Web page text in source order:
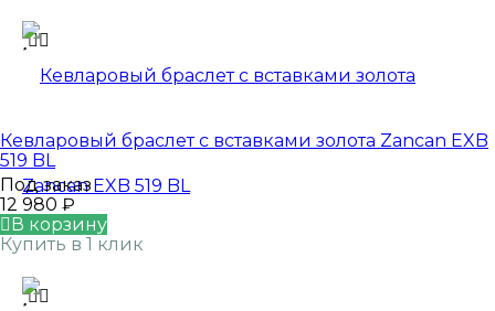
Кевларовый браслет с вставками золота Zancan EXB
519 BL
Под заказ
12 980 ₽
В корзину
Купить в 1 клик